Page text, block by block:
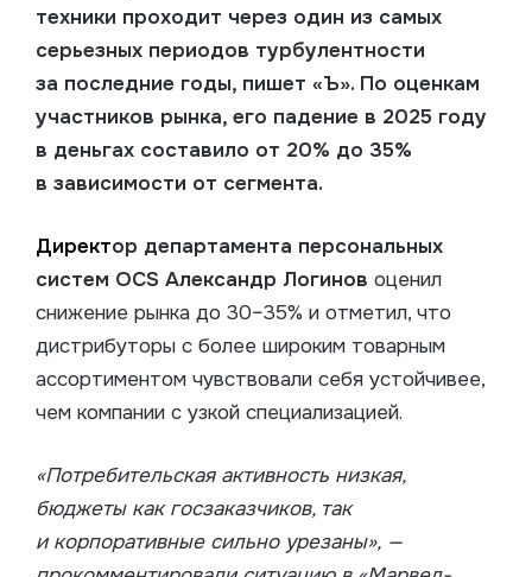
техники проходит через один из самых
серьезных периодов турбулентности
за последние годы, пишет «Ъ». По оценкам
участников рынка, его падение в 2025 году
в деньгах составило от 20% до 35%
в зависимости от сегмента.
Директор департамента персональных
систем OCS Александр Логинов оценил
снижение рынка до 30–35% и отметил, что
дистрибуторы с более широким товарным
ассортиментом чувствовали себя устойчивее,
чем компании с узкой специализацией.
«Потребительская активность низкая,
бюджеты как госзаказчиков, так
и корпоративные сильно урезаны», —